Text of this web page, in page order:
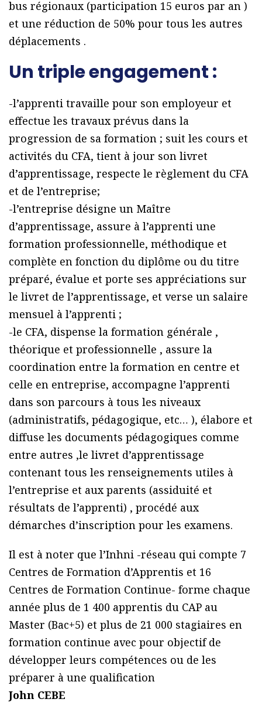
bus régionaux (participation 15 euros par an )
et une réduction de 50% pour tous les autres
déplacements .
Un triple engagement :
-l’apprenti travaille pour son employeur et
effectue les travaux prévus dans la
progression de sa formation ; suit les cours et
activités du CFA, tient à jour son livret
d’apprentissage, respecte le règlement du CFA
et de l’entreprise;
-l’entreprise désigne un Maître
d’apprentissage, assure à l’apprenti une
formation professionnelle, méthodique et
complète en fonction du diplôme ou du titre
préparé, évalue et porte ses appréciations sur
le livret de l’apprentissage, et verse un salaire
mensuel à l’apprenti ;
-le CFA, dispense la formation générale ,
théorique et professionnelle , assure la
coordination entre la formation en centre et
celle en entreprise, accompagne l’apprenti
dans son parcours à tous les niveaux
(administratifs, pédagogique, etc… ), élabore et
diffuse les documents pédagogiques comme
entre autres ,le livret d’apprentissage
contenant tous les renseignements utiles à
l’entreprise et aux parents (assiduité et
résultats de l’apprenti) , procédé aux
démarches d’inscription pour les examens.
Il est à noter que l’Inhni -réseau qui compte 7
Centres de Formation d’Apprentis et 16
Centres de Formation Continue- forme chaque
année plus de 1 400 apprentis du CAP au
Master (Bac+5) et plus de 21 000 stagiaires en
formation continue avec pour objectif de
développer leurs compétences ou de les
préparer à une qualification
John CEBE